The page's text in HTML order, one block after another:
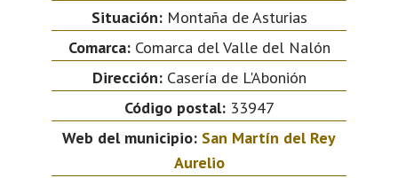
Situación:Montaña de Asturias
Comarca:Comarca del Valle del Nalón
Dirección:Casería de L'Abonión
Código postal:33947
Web del municipio: San Martín del Rey
Aurelio